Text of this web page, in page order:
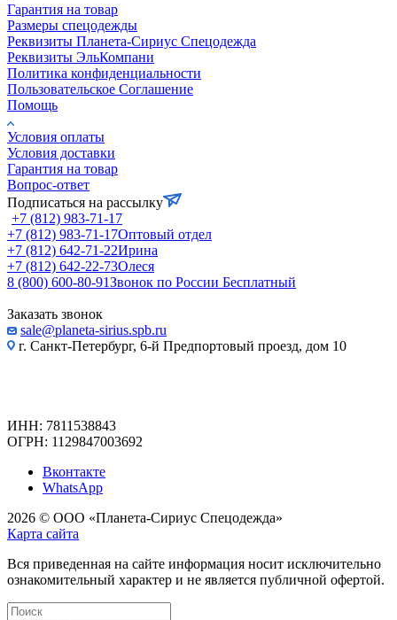
Гарантия на товар
Размеры спецодежды
Реквизиты Планета-Сириус Спецодежда
Реквизиты ЭльКомпани
Политика конфиденциальности
Пользовательское Соглашение
Помощь
Условия оплаты
Условия доставки
Гарантия на товар
Вопрос-ответ
Подписаться на рассылку
+7 (812) 983-71-17
+7 (812) 983-71-17Оптовый отдел
+7 (812) 642-71-22Ирина
+7 (812) 642-22-73Олеся
8 (800) 600-80-91Звонок по России Бесплатный
Заказать звонок
sale@planeta-sirius.spb.ru
г. Санкт-Петербург, 6-й Предпортовый проезд, дом 10
ИНН: 7811538843
ОГРН: 1129847003692
Вконтакте
WhatsApp
2026 © ООО «Планета-Сириус Спецодежда»
Карта сайта
Вся приведенная на сайте информация носит исключительно
ознакомительный характер и не является публичной офертой.